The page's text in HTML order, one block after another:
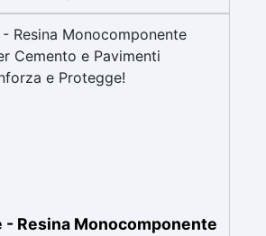
una superficie lucida e
brillante
- Resina Monocomponente